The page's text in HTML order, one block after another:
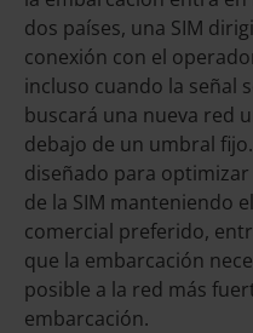
dos países, una SIM
conexión con el
incluso cuando la señal
buscará una nueva red
debajo de un umbral
diseñado para
de la SIM manteniendo
comercial preferido,
que la embarcación
posible a la red más
embarcación.